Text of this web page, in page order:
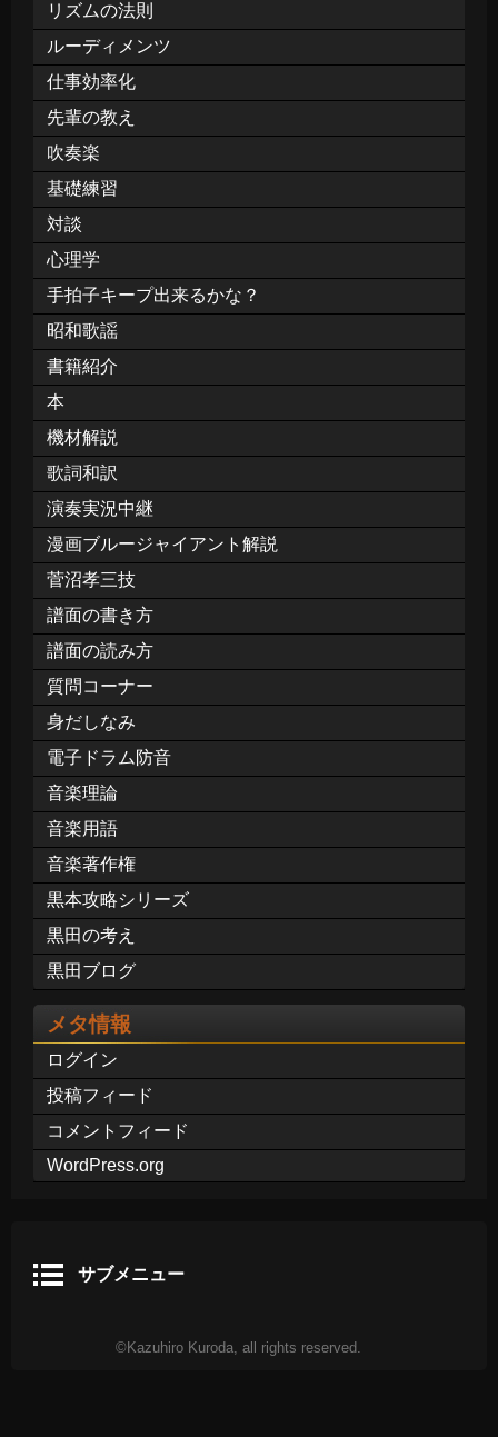
リズムの法則
ルーディメンツ
仕事効率化
先輩の教え
吹奏楽
基礎練習
対談
心理学
手拍子キープ出来るかな？
昭和歌謡
書籍紹介
本
機材解説
歌詞和訳
演奏実況中継
漫画ブルージャイアント解説
菅沼孝三技
譜面の書き方
譜面の読み方
質問コーナー
身だしなみ
電子ドラム防音
音楽理論
音楽用語
音楽著作権
黒本攻略シリーズ
黒田の考え
黒田ブログ
メタ情報
ログイン
投稿フィード
コメントフィード
WordPress.org
サブメニュー
©Kazuhiro Kuroda, all rights reserved.